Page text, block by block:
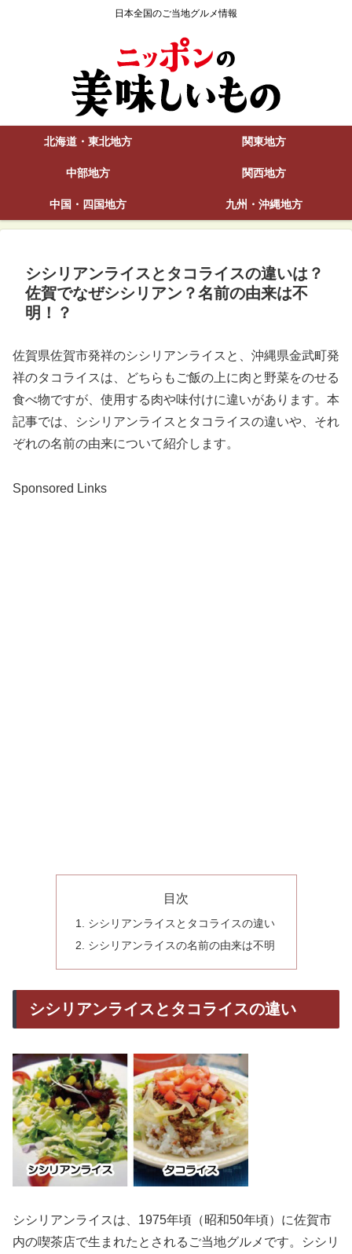
日本全国のご当地グルメ情報
北海道・東北地方 関東地方
中部地方 関西地方
中国・四国地方 九州・沖縄地方
シシリアンライスとタコライスの違いは？
佐賀でなぜシシリアン？名前の由来は不
明！？
佐賀県佐賀市発祥のシシリアンライスと、沖縄県金武町発
祥のタコライスは、どちらもご飯の上に肉と野菜をのせる
食べ物ですが、使用する肉や味付けに違いがあります。本
記事では、シシリアンライスとタコライスの違いや、それ
ぞれの名前の由来について紹介します。
Sponsored Links
目次
シシリアンライスとタコライスの違い
シシリアンライスの名前の由来は不明
シシリアンライスとタコライスの違い
シシリアンライスは、1975年頃（昭和50年頃）に佐賀市
内の喫茶店で生まれたとされるご当地グルメです。シシリ